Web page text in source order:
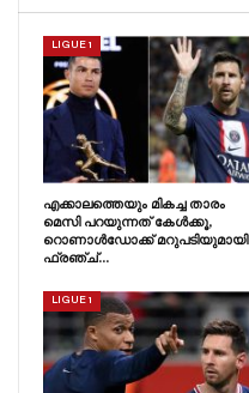
LIGUE 1
എക്കാലത്തെയും മികച്ച താരം
മെസി പറയുന്നത് കേൾക്കൂ,
റൊണാൾഡോക്ക് മറുപടിയുമായി
ഫ്രഞ്ച്…
LIGUE 1